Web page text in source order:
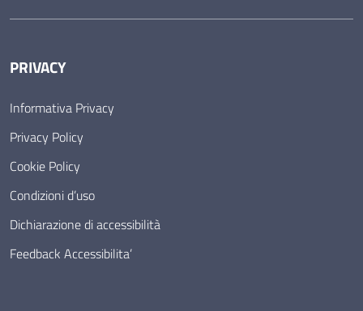
PRIVACY
Informativa Privacy
Privacy Policy
Cookie Policy
Condizioni d’uso
Dichiarazione di accessibilità
Feedback Accessibilita’